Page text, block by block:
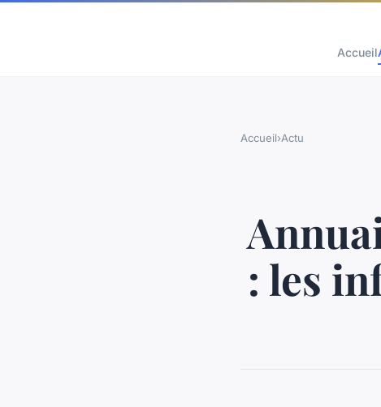
Accueil
Accueil›Actu
: les